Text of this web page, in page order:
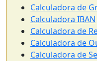
Calculadora de
Calculadora IBAN
Calculadora de
Calculadora de
Calculadora de